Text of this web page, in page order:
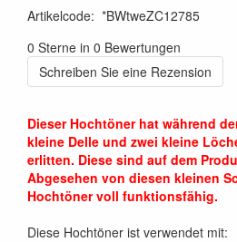
Artikelcode: *BWtweZC12785
0 Sterne in 0 Bewertungen
Schreiben Sie eine Rezension
Dieser Hochtöner hat während
kleine Delle und zwei kleine
erlitten. Diese sind auf dem
Abgesehen von diesen kleinen
Hochtöner voll funktionsfähig.
Diese Hochtöner ist verwendet mit: